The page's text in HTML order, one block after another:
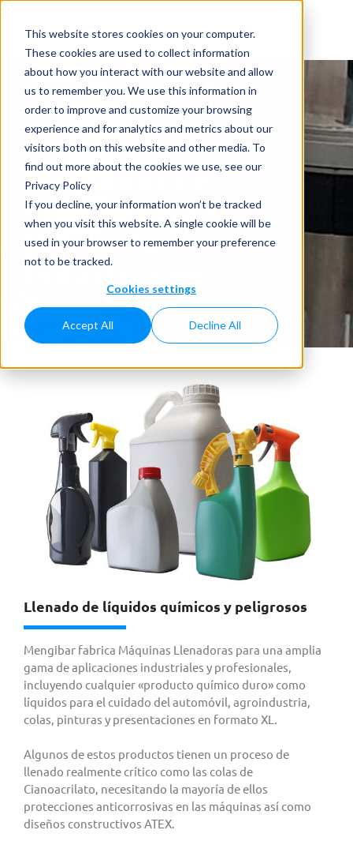
This website stores cookies on your computer.
These cookies are used to collect information
about how you interact with our website and allow
us to remember you. We use this information in
order to improve and customize your browsing
experience and for analytics and metrics about our
visitors both on this website and other media. To
find out more about the cookies we use, see our
Privacy Policy
If you decline, your information won’t be tracked
when you visit this website. A single cookie will be
used in your browser to remember your preference
not to be tracked.
Cookies settings
Accept All Decline All
Máquinas de
Llenado para
Productos
Industriales
Máquinas de Llenado para Productos
Industriales
Llenado de líquidos químicos y peligrosos
Mengibar fabrica Máquinas Llenadoras para una amplia
gama de aplicaciones industriales y profesionales,
incluyendo cualquier «producto químico duro» como
líquidos para el cuidado del automóvil, agroindustria,
colas, pinturas y presentaciones en formato XL.
Algunos de estos productos tienen un proceso de
llenado realmente crítico como las colas de
Cianoacrilato, necesitando la mayoría de ellos
protecciones anticorrosivas en las máquinas así como
diseños constructivos ATEX.